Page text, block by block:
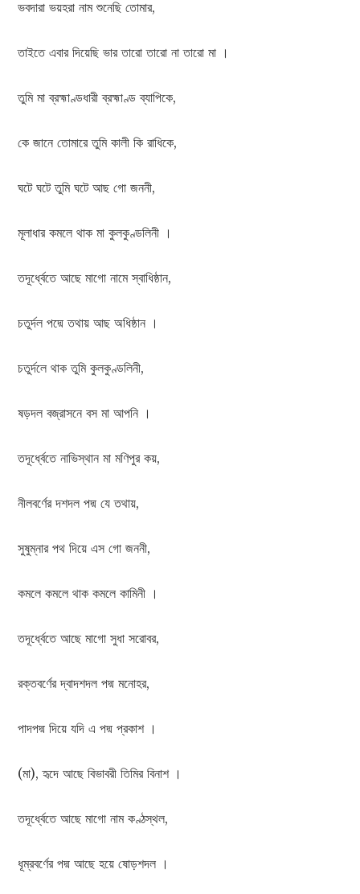
ভবদারা ভয়হরা নাম শুনেছি তোমার,
তাইতে এবার দিয়েছি ভার তারো তারো না তারো মা ।
তুমি মা ব্রহ্মাণ্ডধারী ব্রহ্মাণ্ড ব্যাপিকে,
কে জানে তোমারে তুমি কালী কি রাধিকে,
ঘটে ঘটে তুমি ঘটে আছ গো জননী,
মূলাধার কমলে থাক মা কুলকুণ্ডলিনী ।
তদূর্ধ্বেতে আছে মাগো নামে স্বাধিষ্ঠান,
চতুর্দল পদ্মে তথায় আছ অধিষ্ঠান ।
চতুর্দলে থাক তুমি কুলকুণ্ডলিনী,
ষড়দল বজ্রাসনে বস মা আপনি ।
তদূর্ধ্বেতে নাভিস্থান মা মণিপুর কয়,
নীলবর্ণের দশদল পদ্ম যে তথায়,
সুষুম্নার পথ দিয়ে এস গো জননী,
কমলে কমলে থাক কমলে কামিনী ।
তদূর্ধ্বেতে আছে মাগো সুধা সরোবর,
রক্তবর্ণের দ্বাদশদল পদ্ম মনোহর,
পাদপদ্ম দিয়ে যদি এ পদ্ম প্রকাশ ।
(মা), হৃদে আছে বিভাবরী তিমির বিনাশ ।
তদূর্ধ্বেতে আছে মাগো নাম কণ্ঠস্থল,
ধূম্রবর্ণের পদ্ম আছে হয়ে ষোড়শদল ।